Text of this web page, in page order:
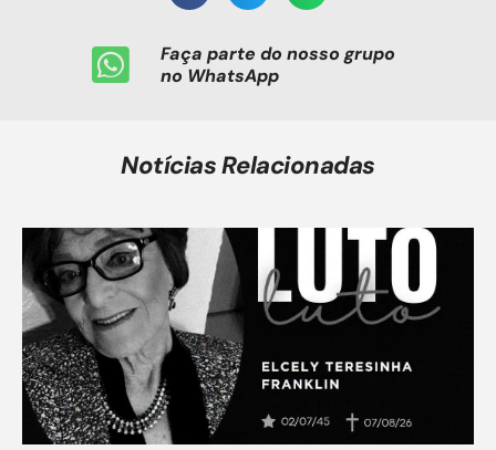
Faça parte do nosso grupo
no WhatsApp
Notícias Relacionadas